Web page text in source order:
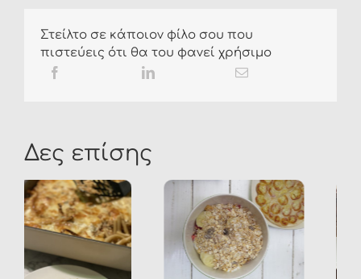
Στείλτο σε κάποιον φίλο σου που
πιστεύεις ότι θα του φανεί χρήσιμο
Δες επίσης